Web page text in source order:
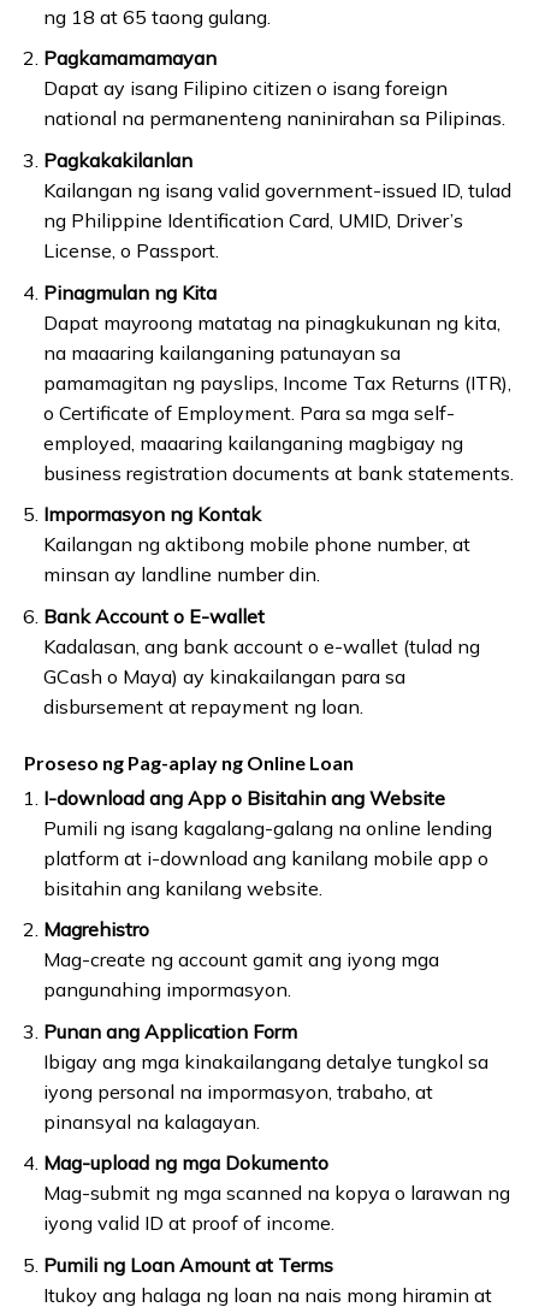
ng 18 at 65 taong gulang.
Pagkamamamayan
Dapat ay isang Filipino citizen o isang foreign
national na permanenteng naninirahan sa Pilipinas.
Pagkakakilanlan
Kailangan ng isang valid government-issued ID, tulad
ng Philippine Identification Card, UMID, Driver’s
License, o Passport.
Pinagmulan ng Kita
Dapat mayroong matatag na pinagkukunan ng kita,
na maaaring kailanganing patunayan sa
pamamagitan ng payslips, Income Tax Returns (ITR),
o Certificate of Employment. Para sa mga self-
employed, maaaring kailanganing magbigay ng
business registration documents at bank statements.
Impormasyon ng Kontak
Kailangan ng aktibong mobile phone number, at
minsan ay landline number din.
Bank Account o E-wallet
Kadalasan, ang bank account o e-wallet (tulad ng
GCash o Maya) ay kinakailangan para sa
disbursement at repayment ng loan.
Proseso ng Pag-aplay ng Online Loan
I-download ang App o Bisitahin ang Website
Pumili ng isang kagalang-galang na online lending
platform at i-download ang kanilang mobile app o
bisitahin ang kanilang website.
Magrehistro
Mag-create ng account gamit ang iyong mga
pangunahing impormasyon.
Punan ang Application Form
Ibigay ang mga kinakailangang detalye tungkol sa
iyong personal na impormasyon, trabaho, at
pinansyal na kalagayan.
Mag-upload ng mga Dokumento
Mag-submit ng mga scanned na kopya o larawan ng
iyong valid ID at proof of income.
Pumili ng Loan Amount at Terms
Itukoy ang halaga ng loan na nais mong hiramin at